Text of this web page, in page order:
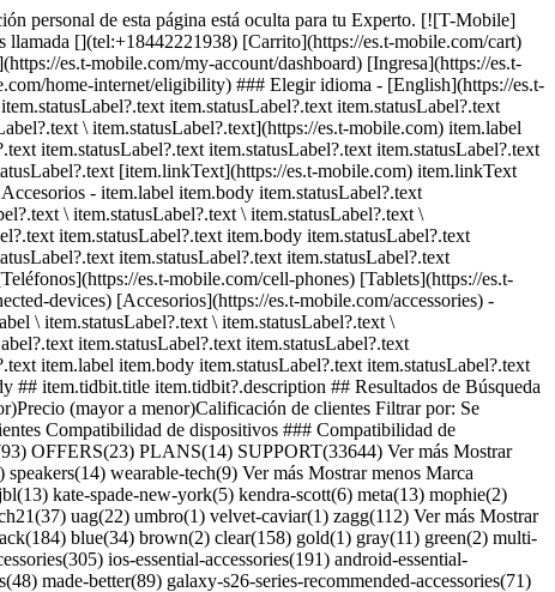
personal de esta página está oculta para tu Experto. [![T-Mobile]
llamada [](tel:+18442221938) [Carrito](https://es.t-mobile.com/cart)
es.t-mobile.com/my-account/dashboard) [Ingresa](https://es.t-
home-internet/eligibility) ### Elegir idioma - [English](https://es.t-
item.statusLabel?.text item.statusLabel?.text
\ item.statusLabel?.text](https://es.t-mobile.com) item.label
item.statusLabel?.text item.statusLabel?.text item.statusLabel?.text
[item.linkText](https://es.t-mobile.com) item.linkText
- item.label item.body item.statusLabel?.text
\ item.statusLabel?.text \ item.statusLabel?.text \
item.statusLabel?.text item.body item.statusLabel?.text
item.statusLabel?.text item.statusLabel?.text
es.t-mobile.com/cell-phones) [Tablets](https://es.t-
devices) [Accesorios](https://es.t-mobile.com/accessories) -
\ item.statusLabel?.text \ item.statusLabel?.text \
item.statusLabel?.text item.statusLabel?.text
item.label item.body item.statusLabel?.text item.statusLabel?.text
## item.tidbit.title item.tidbit?.description ## Resultados de Búsqueda
(mayor a menor)Calificación de clientes Filtrar por: Se
Compatibilidad de dispositivos ### Compatibilidad de
OFFERS(23) PLANS(14) SUPPORT(33644) Ver más Mostrar
wearable-tech(9) Ver más Mostrar menos Marca
kate-spade-new-york(5) kendra-scott(6) meta(13) mophie(2)
uag(22) umbro(1) velvet-caviar(1) zagg(112) Ver más Mostrar
blue(34) brown(2) clear(158) gold(1) gray(11) green(2) multi-
ios-essential-accessories(191) android-essential-
made-better(89) galaxy-s26-series-recommended-accessories(71)